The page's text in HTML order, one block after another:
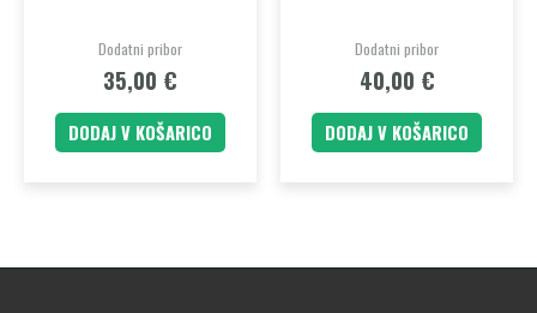
Dodatni pribor
35,00 €
DODAJ V KOŠARICO
Dodatni pribor
40,00 €
DODAJ V KOŠARICO